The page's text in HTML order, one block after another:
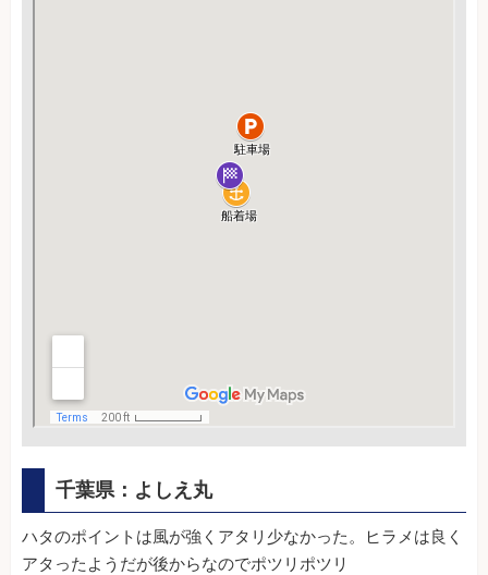
千葉県：よしえ丸
ハタのポイントは風が強くアタリ少なかった。ヒラメは良く
アタったようだが後からなのでポツリポツリ